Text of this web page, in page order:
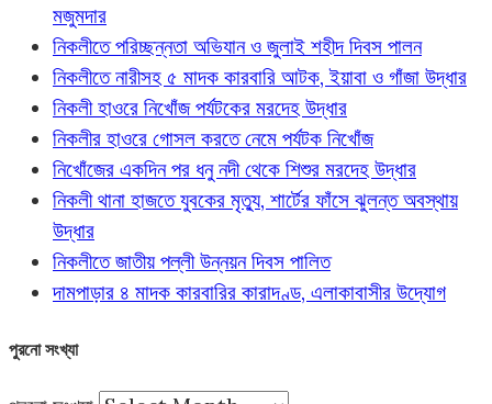
মজুমদার
নিকলীতে পরিচ্ছন্নতা অভিযান ও জুলাই শহীদ দিবস পালন
নিকলীতে নারীসহ ৫ মাদক কারবারি আটক, ইয়াবা ও গাঁজা উদ্ধার
নিকলী হাওরে নিখোঁজ পর্যটকের মরদেহ উদ্ধার
নিকলীর হাওরে গোসল করতে নেমে পর্যটক নিখোঁজ
নিখোঁজের একদিন পর ধনু নদী থেকে শিশুর মরদেহ উদ্ধার
নিকলী থানা হাজতে যুবকের মৃত্যু, শার্টের ফাঁসে ঝুলন্ত অবস্থায়
উদ্ধার
নিকলীতে জাতীয় পল্লী উন্নয়ন দিবস পালিত
দামপাড়ার ৪ মাদক কারবারির কারাদণ্ড, এলাকাবাসীর উদ্যোগ
পুরনো সংখ্যা